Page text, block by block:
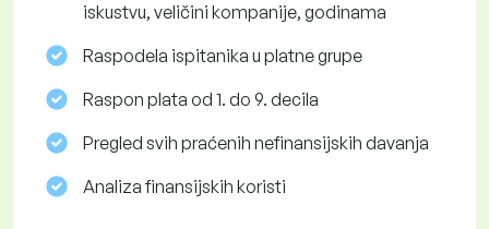
iskustvu, veličini kompanije, godinama
Raspodela ispitanika u platne grupe
Raspon plata od 1. do 9. decila
Pregled svih praćenih nefinansijskih davanja
Analiza finansijskih koristi